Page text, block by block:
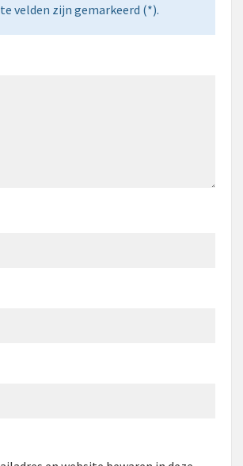
velden zijn gemarkeerd (*).